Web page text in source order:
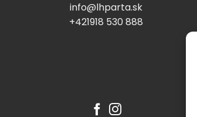
info@lhparta.sk
+421918 530 888